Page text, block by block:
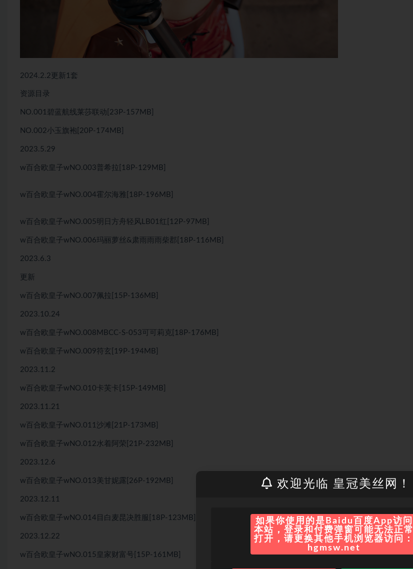
2024.2.2更新1套
资源目录
NO.001碧蓝航线莱莎联动[23P-157MB]
NO.002小玉旗袍[20P-174MB]
2023.5.29
w百合欧皇子wNO.003普希拉[18P-129MB]
w百合欧皇子wNO.004霍尔海雅[18P-196MB]
w百合欧皇子wNO.005明日方舟轻风LB01红[12P-97MB]
w百合欧皇子wNO.006玛丽萝丝&肃雨雨雨柴郡[18P-116MB]
2023.6.3
更新
w百合欧皇子wNO.007佩拉[15P-136MB]
2023.10.24
w百合欧皇子wNO.008MBCC-S-053可可莉克[18P-176MB]
w百合欧皇子wNO.009符玄[19P-194MB]
2023.11.2
w百合欧皇子wNO.010卡芙卡[15P-149MB]
2023.11.21
w百合欧皇子wNO.011沙滩[21P-173MB]
w百合欧皇子wNO.012水着阿荣[21P-232MB]
2023.12.6
w百合欧皇子wNO.013美甘妮露[26P-192MB]
2023.12.11
w百合欧皇子wNO.014目白麦昆决胜服[18P-123MB]
2023.12.22
w百合欧皇子wNO.015皇家财富号[15P-161MB]
欢迎光临 皇冠美丝网！
如果你使用的是Baidu百度App访问
本站，登录和付费弹窗可能无法正常
打开，请更换其他手机浏览器访问：
hgmsw.net